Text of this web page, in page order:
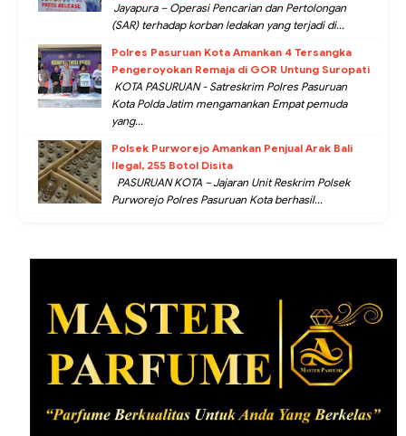
Jayapura – Operasi Pencarian dan Pertolongan
(SAR) terhadap korban ledakan yang terjadi di...
Polres Pasuruan Kota Amankan 4 Tersangka
Pengeroyokan Remaja di GOR Untung Suropati
KOTA PASURUAN - Satreskrim Polres Pasuruan
Kota Polda Jatim mengamankan Empat pemuda
yang...
Polsek Purworejo Amankan Penjual Arak Bali
Ilegal, 255 Botol Disita
PASURUAN KOTA – Jajaran Unit Reskrim Polsek
Purworejo Polres Pasuruan Kota berhasil...